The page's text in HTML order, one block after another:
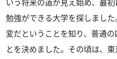
いう将来の道が見え始め、最
勉強ができる大学を探しまし
変だということを知り、普通
とを決めました。その頃は、